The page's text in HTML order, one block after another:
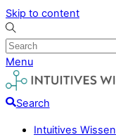
Skip to content
Menu
Search
Intuitives Wissen